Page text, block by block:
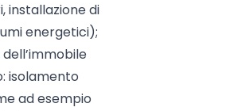
installazione di
energetici);
isolamento
ad esempio